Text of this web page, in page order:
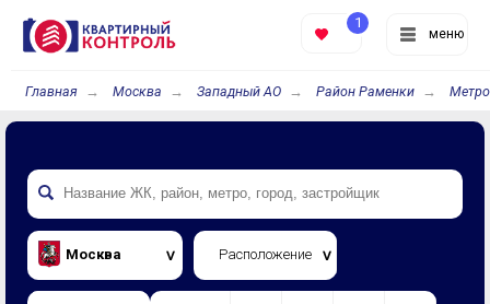
меню
1
Главная Москва Западный АО Район Раменки
Москва Расположение